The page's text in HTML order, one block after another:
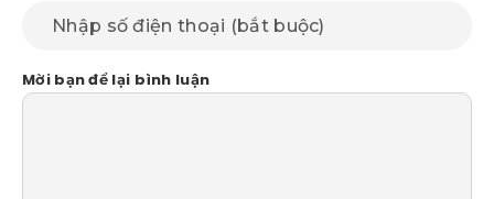
Mời bạn để lại bình luận